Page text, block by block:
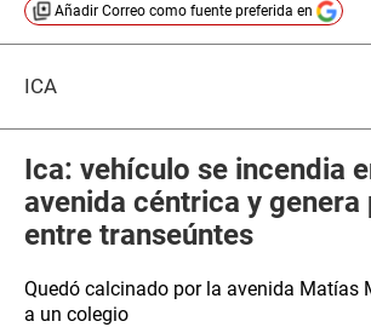
Añadir Correo como fuente preferida en
ICA
Ica: vehículo se incendia
avenida céntrica y genera
entre transeúntes
Quedó calcinado por la avenida Matías
a un colegio